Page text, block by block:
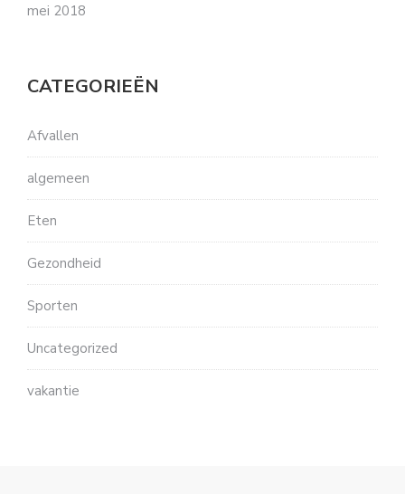
mei 2018
CATEGORIEËN
Afvallen
algemeen
Eten
Gezondheid
Sporten
Uncategorized
vakantie